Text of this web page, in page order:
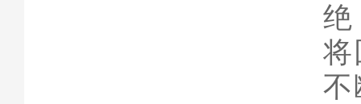
绝
将
不